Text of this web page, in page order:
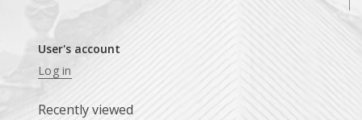
User's account
Log in
Recently viewed